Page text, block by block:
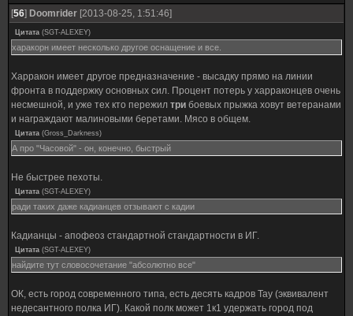
[56] Doomrider [2013-08-25, 1:51:46]
Цитата (SGT-ALEXEY)
харакорн имеет несколько другое оснащение и все.
Харракон имеет другое предназначение - высадку прямо на линии
фронта в поддержку основных сил. Процент потерь у харраконцев очень
несмешной, и уже тех кто пережил три боевых прыжка ховут ветеранами
и награждают малиновыми беретами. Мясо в общем.
Цитата (Gross_Darkness)
А про "Часовой" - он, конечно, быстрый
Не быстрее пехоты.
Цитата (SGT-ALEXEY)
ради таких даже кадианцев отзывают с кадии
Кадианцы - апофеоз стандартной стандартности в ИГ.
Цитата (SGT-ALEXEY)
найдите тут словосочетание "абсолютно все"
ОК, есть город современного типа, есть десять кадров Тау (эквивалент
недесантного полка ИГ). Какой полк может 1к1 удержать город под